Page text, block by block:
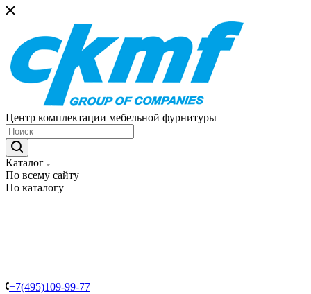
Центр комплектации мебельной фурнитуры
Каталог
По всему сайту
По каталогу
+7(495)109-99-77